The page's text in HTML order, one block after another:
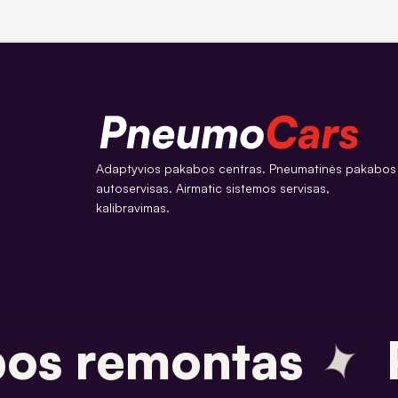
Adaptyvios pakabos centras. Pneumatinės pakabos
autoservisas. Airmatic sistemos servisas,
kalibravimas.
remontas✦